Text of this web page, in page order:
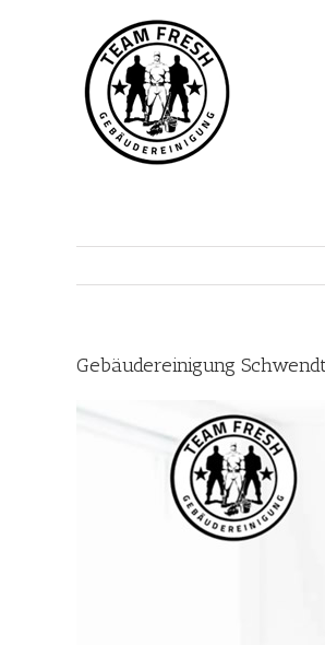
Gebäudereinigung